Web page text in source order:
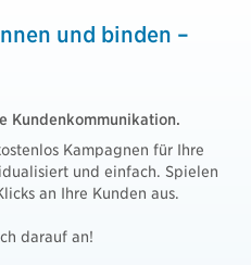
und binden –
Kundenkommunikation.
Kampagnen für Ihre
und einfach. Spielen
an Ihre Kunden aus.
darauf an!